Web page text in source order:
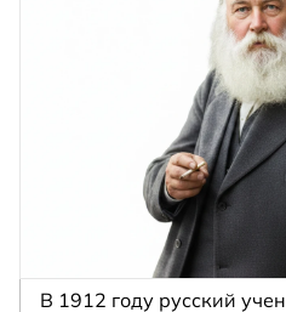
В 1912 году русский